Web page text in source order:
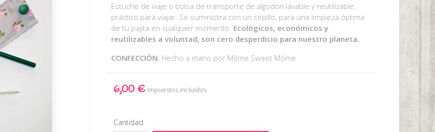
Estuche de viaje o bolsa de transporte de algodón lavable y reutilizable,
práctico para viajar. Se suministra con un cepillo, para una limpieza óptima
de tu pajita en cualquier momento. Ecológicos, económicos y
reutilizables a voluntad, son cero desperdicio para nuestro planeta.
CONFECCIÓN: Hecho a mano por Môme Sweet Môme
6,00 € Impuestos incluidos
Cantidad